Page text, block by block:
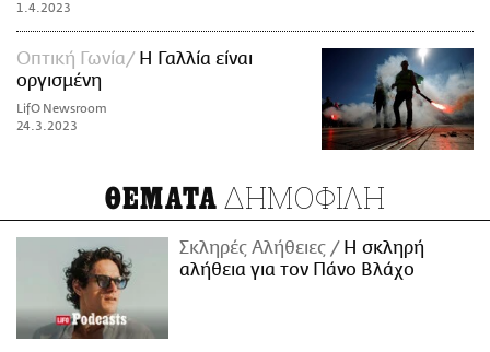
1.4.2023
Οπτική Γωνία
Η Γαλλία είναι
οργισμένη
LifO Newsroom
24.3.2023
ΘΕΜΑΤΑ ΔΗΜΟΦΙΛΗ
Σκληρές Αλήθειες
H σκληρή
αλήθεια για τον Πάνο Βλάχο